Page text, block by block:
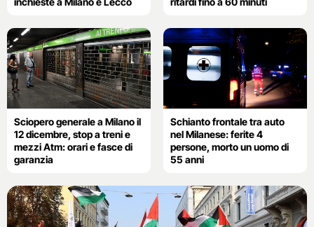
Sciopero generale a Milano il
12 dicembre, stop a treni e
mezzi Atm: orari e fasce di
garanzia
Schianto frontale tra auto
nel Milanese: ferite 4
persone, morto un uomo di
55 anni